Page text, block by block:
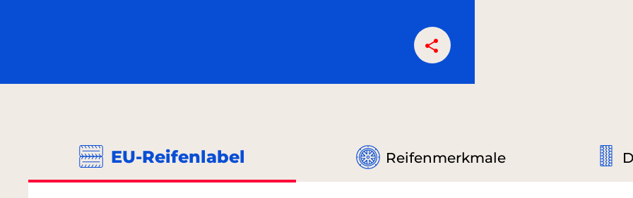
EU-Reifenlabel Reifenmerkmale